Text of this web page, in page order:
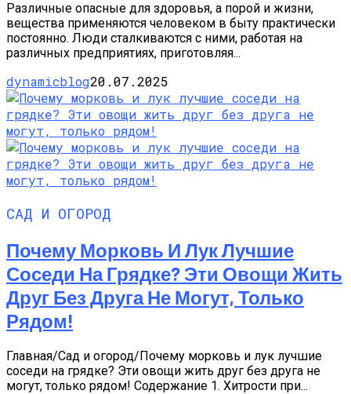
Различные опасные для здоровья, а порой и жизни,
вещества применяются человеком в быту практически
постоянно. Люди сталкиваются с ними, работая на
различных предприятиях, приготовляя...
dynamicblog20.07.2025
САД И ОГОРОД
Почему Морковь И Лук Лучшие
Соседи На Грядке? Эти Овощи Жить
Друг Без Друга Не Могут, Только
Рядом!
Главная/Сад и огород/Почему морковь и лук лучшие
соседи на грядке? Эти овощи жить друг без друга не
могут, только рядом! Содержание 1. Хитрости при...